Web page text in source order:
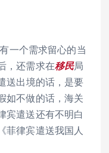
一个需求留心的当
，还需求在移民局
送出境的话，是要
如不做的话，海关
宾遣送还有不明白
菲律宾遣送我国人